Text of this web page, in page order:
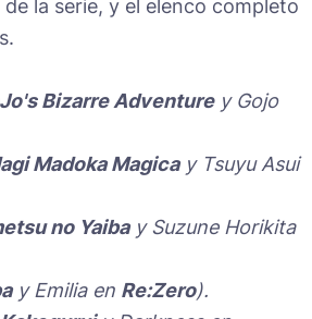
la serie, y el elenco completo
Bizarre Adventurey Gojo
Madoka Magicay Tsuyu Asui
no Yaibay Suzune Horikita
y Emilia en Re:Zero).